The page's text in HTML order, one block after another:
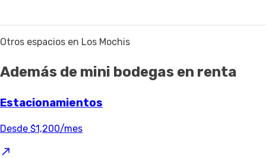
Otros espacios en Los Mochis
Además de mini bodegas en renta
Estacionamientos
Desde $1,200/mes